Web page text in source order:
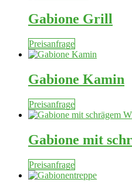
Gabione Grill
Preisanfrage
Gabione Kamin
Preisanfrage
Gabione mit
Preisanfrage